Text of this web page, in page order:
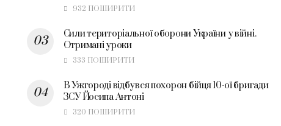
932 ПОШИРИТИ
Сили територіальної оборони України у війні.
Отримані уроки
333 ПОШИРИТИ
В Ужгороді відбувся похорон бійця 10-ої бригади
ЗСУ Йосипа Антоні
320 ПОШИРИТИ